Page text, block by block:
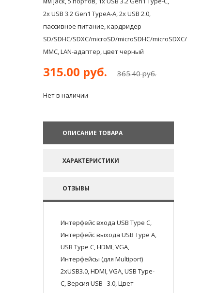
2x USB 3.2 Gen1 TypeA-A, 2x USB 2.0,
пассивное питание, кардридер
SD/SDHC/SDXC/microSD/microSDHC/microSDXC/
MMC, LAN-адаптер, цвет черный
315.00 руб. 365.40 руб.
Нет в наличии
ОПИСАНИЕ ТОВАРА
ХАРАКТЕРИСТИКИ
ОТЗЫВЫ
Интерфейс входа USB Type C,
Интерфейс выхода USB Type A,
USB Type C, HDMI, VGA,
Интерфейсы (для Multiport)
2xUSB3.0, HDMI, VGA, USB Type-
C, Версия USB 3.0, Цвет